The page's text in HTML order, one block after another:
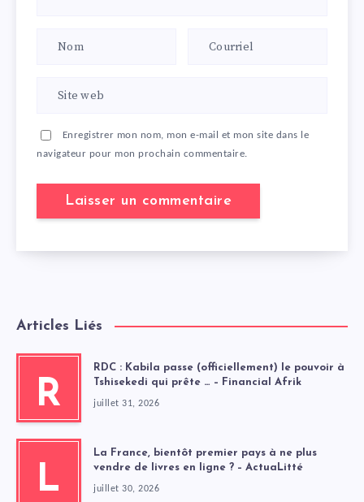
Enregistrer mon nom, mon e-mail et mon site dans le
navigateur pour mon prochain commentaire.
Articles Liés
R
RDC : Kabila passe (officiellement) le pouvoir à
Tshisekedi qui prête … – Financial Afrik
juillet 31, 2026
L
La France, bientôt premier pays à ne plus
vendre de livres en ligne ? – ActuaLitté
juillet 30, 2026